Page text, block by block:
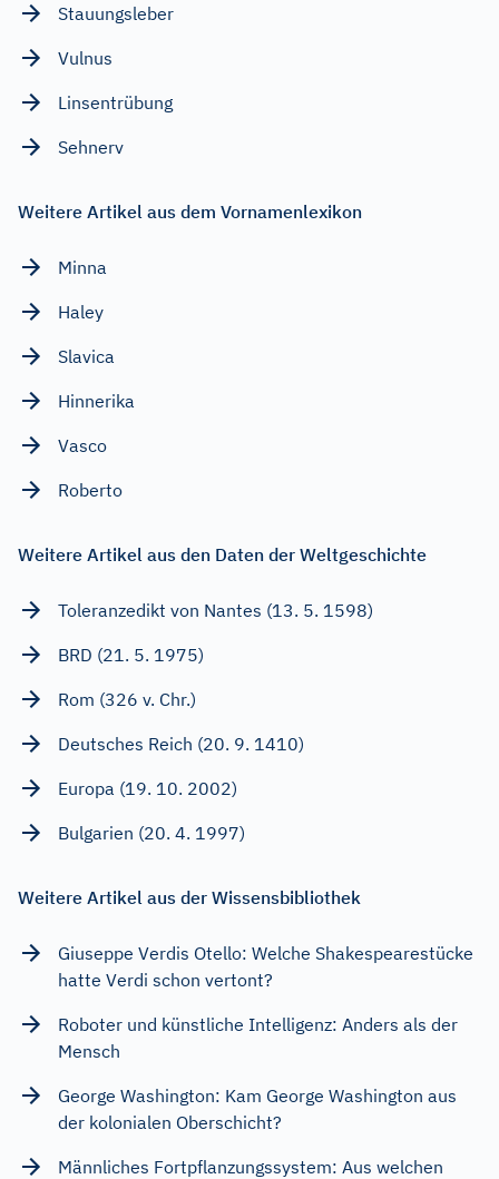
Stauungsleber
Vulnus
Linsentrübung
Sehnerv
Weitere Artikel aus dem Vornamenlexikon
Minna
Haley
Slavica
Hinnerika
Vasco
Roberto
Weitere Artikel aus den Daten der Weltgeschichte
Toleranzedikt von Nantes (13. 5. 1598)
BRD (21. 5. 1975)
Rom (326 v. Chr.)
Deutsches Reich (20. 9. 1410)
Europa (19. 10. 2002)
Bulgarien (20. 4. 1997)
Weitere Artikel aus der Wissensbibliothek
Giuseppe Verdis Otello: Welche Shakespearestücke
hatte Verdi schon vertont?
Roboter und künstliche Intelligenz: Anders als der
Mensch
George Washington: Kam George Washington aus
der kolonialen Oberschicht?
Männliches Fortpflanzungssystem: Aus welchen